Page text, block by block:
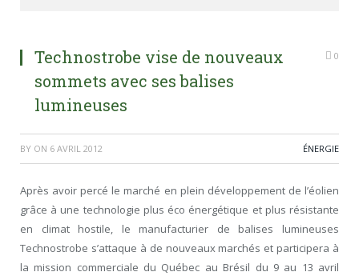
Technostrobe vise de nouveaux
sommets avec ses balises
lumineuses
0
BY ON 6 AVRIL 2012 ÉNERGIE
Après avoir percé le marché en plein développement de l’éolien
grâce à une technologie plus éco énergétique et plus résistante
en climat hostile, le manufacturier de balises lumineuses
Technostrobe s’attaque à de nouveaux marchés et participera à
la mission commerciale du Québec au Brésil du 9 au 13 avril